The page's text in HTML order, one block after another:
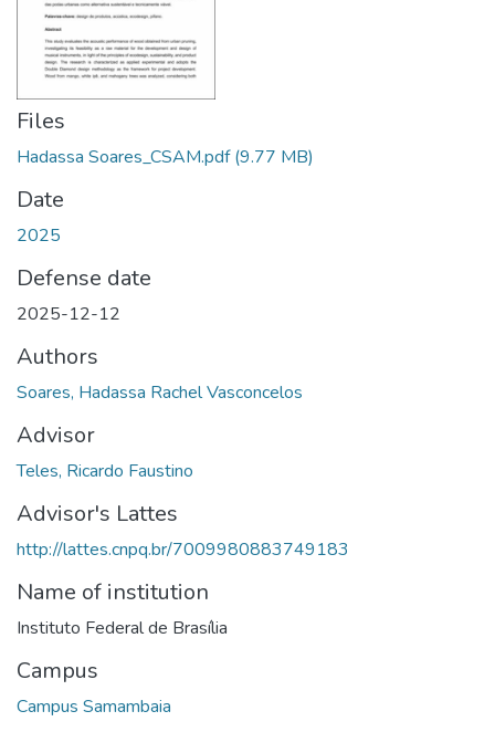
Files
Hadassa Soares_CSAM.pdf(9.77 MB)
Date
2025
Defense date
2025-12-12
Authors
Soares, Hadassa Rachel Vasconcelos
Advisor
Teles, Ricardo Faustino
Advisor's Lattes
http://lattes.cnpq.br/7009980883749183
Name of institution
Instituto Federal de Brasília
Campus
Campus Samambaia